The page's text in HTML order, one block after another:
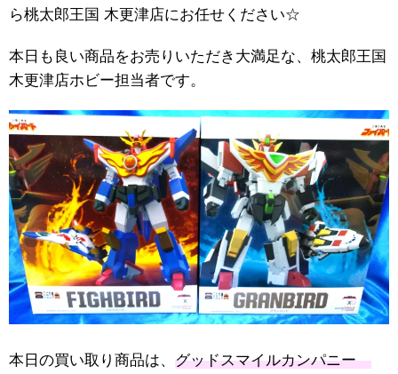
ら桃太郎王国 木更津店にお任せください☆
本日も良い商品をお売りいただき大満足な、桃太郎王国
木更津店ホビー担当者です。
本日の買い取り商品は、 グッドスマイルカンパニー